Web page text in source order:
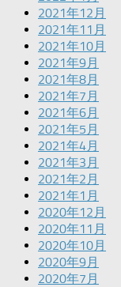
2021年12月
2021年11月
2021年10月
2021年9月
2021年8月
2021年7月
2021年6月
2021年5月
2021年4月
2021年3月
2021年2月
2021年1月
2020年12月
2020年11月
2020年10月
2020年9月
2020年7月